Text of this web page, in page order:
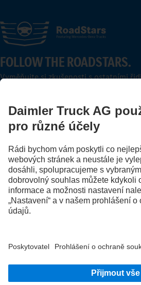
FOLLOW THE ROADSTARS.
Vyměňujte si zkušenosti s ostatními
Přidejte se k nám
Poskytovatel
Zásady ochrany osobních údajů
Právní pokyny
Zásady ochrany osobních údajů Pomoc při poruše
Ochrana osobních údajů u zkušebních vozidel